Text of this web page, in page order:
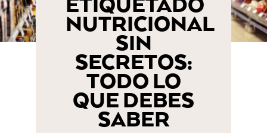
NUTRICIONAL
SIN
SECRETOS:
TODO LO
QUE DEBES
SABER